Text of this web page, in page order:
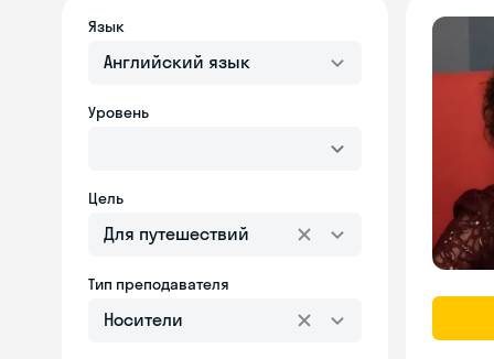
Язык
Английский язык
Уровень
Цель
Для путешествий
Тип преподавателя
Носители